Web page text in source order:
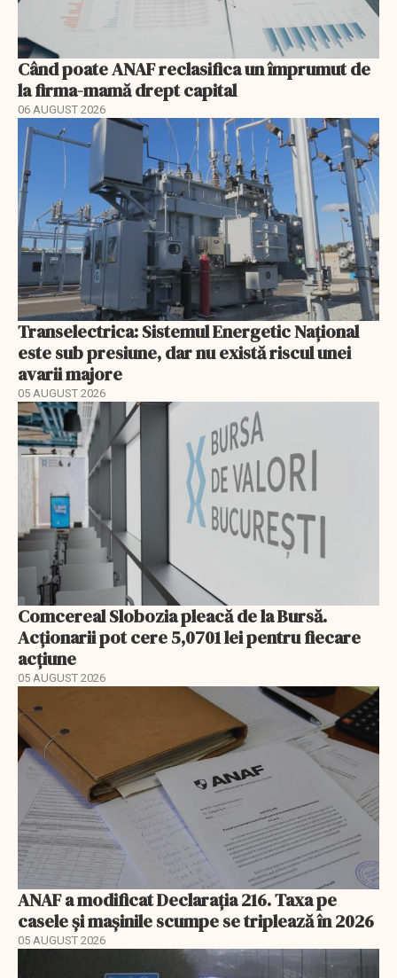
Când poate ANAF reclasifica un împrumut de
la firma-mamă drept capital
06 AUGUST 2026
Transelectrica: Sistemul Energetic Național
este sub presiune, dar nu există riscul unei
avarii majore
05 AUGUST 2026
Comcereal Slobozia pleacă de la Bursă.
Acționarii pot cere 5,0701 lei pentru fiecare
acțiune
05 AUGUST 2026
ANAF a modificat Declarația 216. Taxa pe
casele și mașinile scumpe se triplează în 2026
05 AUGUST 2026